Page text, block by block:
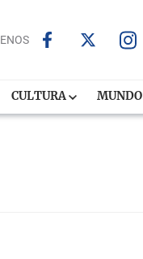
CULTURA MUNDO